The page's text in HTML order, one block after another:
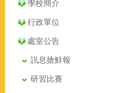
學校簡介
行政單位
處室公告
訊息搶鮮報
研習比賽